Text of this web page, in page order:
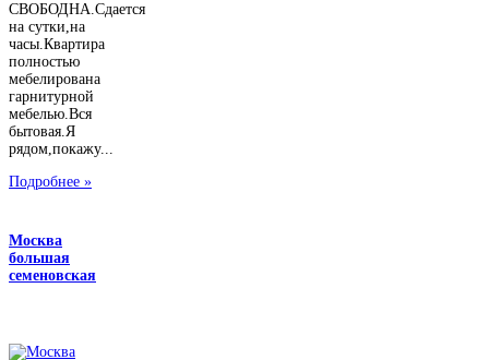
СВОБОДНА.Сдается
на сутки,на
часы.Квартира
полностью
мебелирована
гарнитурной
мебелью.Вся
бытовая.Я
рядом,покажу...
Подробнее »
Москва
большая
семеновская